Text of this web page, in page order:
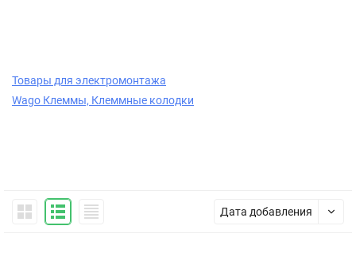
Товары для электромонтажа
Wago Клеммы, Клеммные колодки
Дата добавления